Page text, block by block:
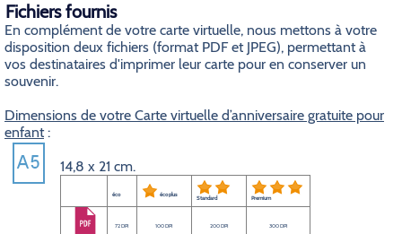
Fichiers fournis
En complément de votre carte virtuelle, nous mettons à votre
disposition deux fichiers (format PDF et JPEG), permettant à
vos destinataires d'imprimer leur carte pour en conserver un
souvenir.
Dimensions de votre Carte virtuelle d’anniversaire gratuite pour
enfant:
14,8 x 21 cm.
éco éco plus Standard Premium
72 DPI 100 DPI 200 DPI 300 DPI